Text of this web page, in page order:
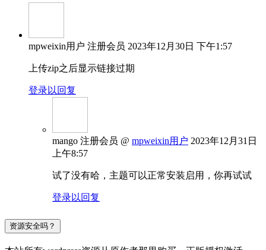
mpweixin用户 注册会员 2023年12月30日 下午1:57
上传zip之后显示链接过期
登录以回复
mango 注册会员 @ mpweixin用户 2023年12月31日
上午8:57
试了没有哈，主题可以正常安装启用，你再试试
登录以回复
资源安全吗？